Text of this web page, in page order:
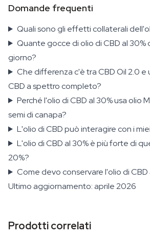
Domande frequenti
Quali sono gli effetti collaterali
Quante gocce di olio di CBD al 30%
giorno?
Che differenza c'è tra CBD Oil 2.0 e
CBD a spettro completo?
Perché l'olio di CBD al 30% usa olio
semi di canapa?
L'olio di CBD può interagire con i
L'olio di CBD al 30% è più forte di
20%?
Come devo conservare l'olio di CBD
Ultimo aggiornamento: aprile 2026
Prodotti correlati